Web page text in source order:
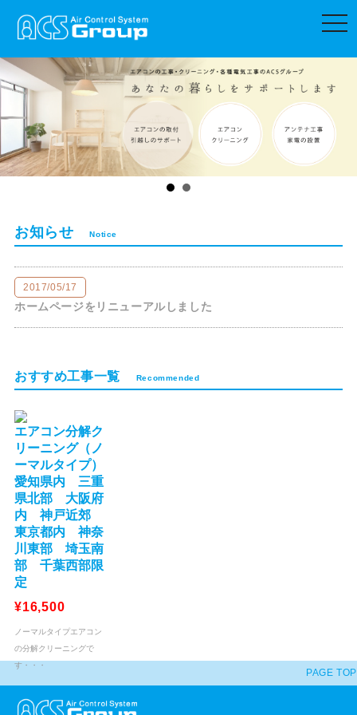
t
o
g
i
g
i
お知らせ Notice
2017/05/17
ホームページをリニューアルしました
おすすめ工事一覧 Recommended
エアコン分解ク
リーニング（ノ
ーマルタイプ）
愛知県内 三重
県北部 大阪府
内 神戸近郊
東京都内 神奈
川東部 埼玉南
部 千葉西部限
定
¥16,500
ノーマルタイプエアコン
の分解クリーニングで
す・・・
PAGE TOP